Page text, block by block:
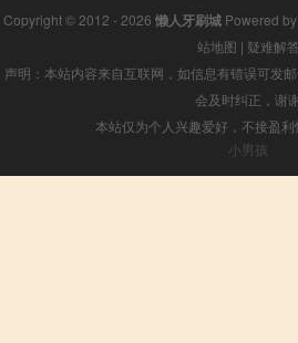
Copyright © 2012 - 2026 懒人牙刷城 Powered by
站地图 | 疑难解答
声明：本站内容来自互联网，如信息有错误可发
会及时纠正，谢
本站仅为个人兴趣爱好，不接盈
小男孩